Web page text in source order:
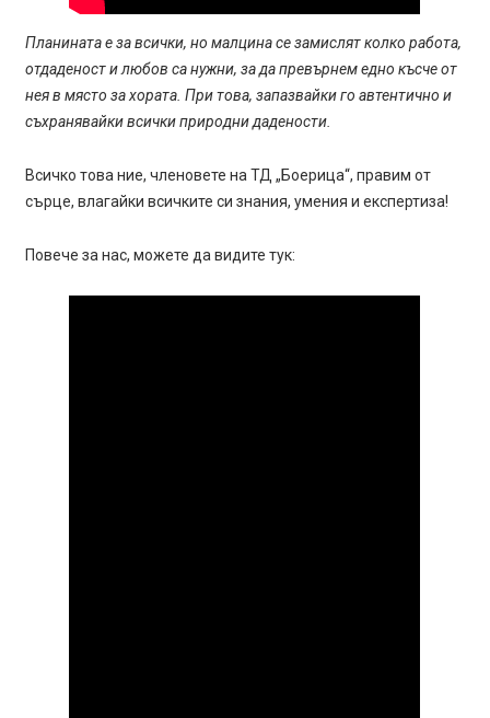
Планината е за всички, но малцина се замислят колко работа,
отдаденост и любов са нужни, за да превърнем едно късче от
нея в място за хората. При това, запазвайки го автентично и
съхранявайки всички природни дадености.
Всичко това ние, членовете на ТД „Боерица“, правим от
сърце, влагайки всичките си знания, умения и експертиза!
Повече за нас, можете да видите тук: